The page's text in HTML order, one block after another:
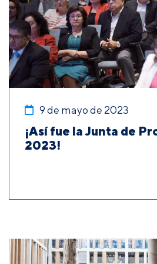
9 de mayo de 2023
¡Así fue la Junta de
2023!